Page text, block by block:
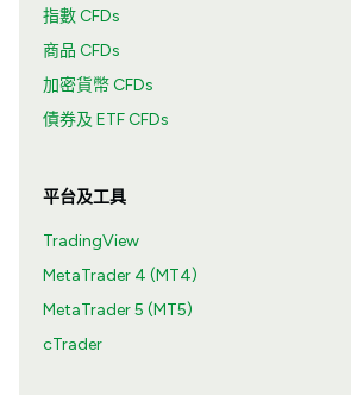
指數 CFDs
商品 CFDs
加密貨幣 CFDs
債券及 ETF CFDs
平台及工具
TradingView
MetaTrader 4 (MT4)
MetaTrader 5 (MT5)
cTrader